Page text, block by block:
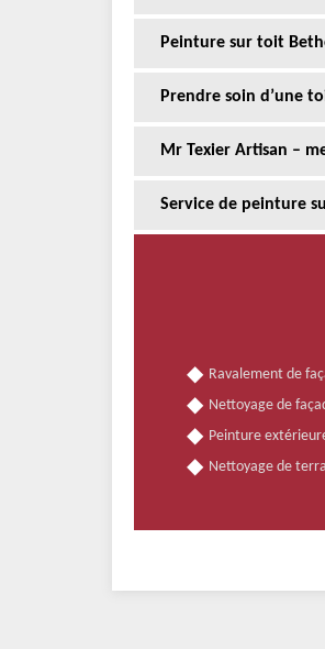
Peinture sur toit
Prendre soin d’une
Mr Texier Artisan –
Service de peinture
Ravalement de
Nettoyage de
Peinture
Nettoyage de